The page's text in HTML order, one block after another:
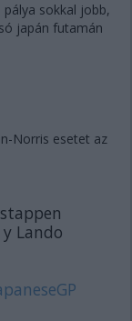
sokkal jobb,
japán futamán
Norris esetet az
Lando